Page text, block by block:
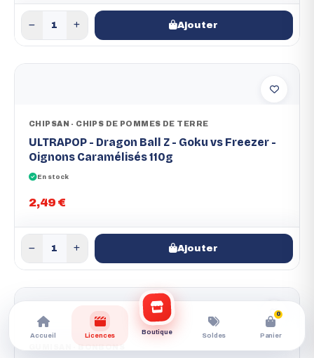
Ajouter
CHIPSAN - CHIPS DE POMMES DE TERRE
ULTRAPOP - Dragon Ball Z - Goku vs Freezer -
Oignons Caramélisés 110g
En stock
2,49 €
Ajouter
Accueil Licences
Boutique
Soldes
0
Panier